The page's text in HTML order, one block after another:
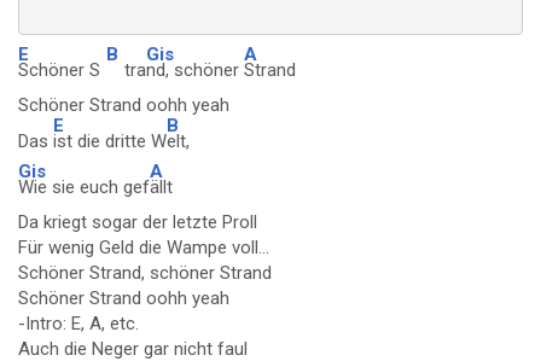
E
Schöner S
B
tra
Gis
nd, schöner
A
Strand
Schöner Strand oohh yeah
Das
E
ist die dritte W
B
elt,
Gis
Wie sie euch gef
A
ällt
Da kriegt sogar der letzte Proll
Für wenig Geld die Wampe voll...
Schöner Strand, schöner Strand
Schöner Strand oohh yeah
-Intro: E, A, etc.
Auch die Neger gar nicht faul